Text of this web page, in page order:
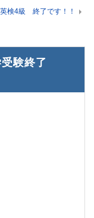
英検4級 終了です！！
受験終了